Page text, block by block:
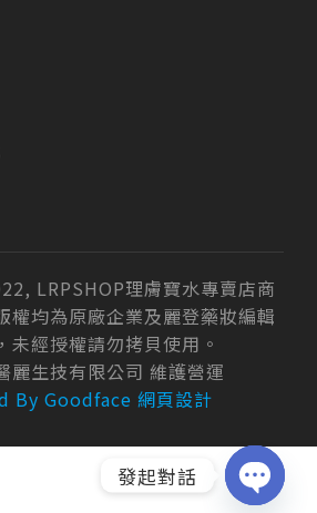
LRPSHOP理膚寶水專賣店商
權均為原廠企業及麗登藥妝編輯
未經授權請勿拷貝使用。
麗生技有限公司 維護營運
By Goodface 網頁設計
發起對話